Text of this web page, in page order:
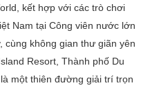
kết hợp với các trò chơi
Nam tại Công viên nước lớn
cùng không gian thư giãn yên
Resort, Thành phố Du
một thiên đường giải trí trọn